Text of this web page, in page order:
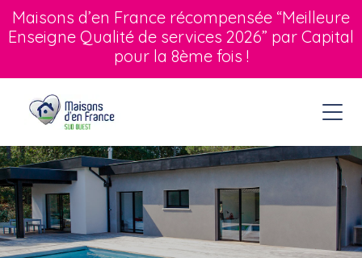
Maisons d’en France récompensée “Meilleure
Enseigne Qualité de services 2026” par Capital
pour la 8ème fois !